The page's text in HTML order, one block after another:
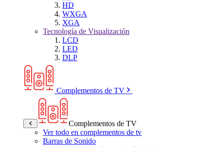
HD
WXGA
XGA
Tecnología de Visualización
LCD
LED
DLP
Complementos de TV
Complementos de TV
Ver todo en complementos de tv
Barras de Sonido